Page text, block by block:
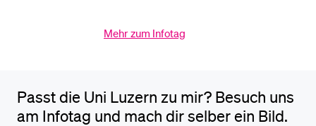
Mehr zum Infotag
Passt die Uni Luzern zu mir? Besuch uns
am Infotag und mach dir selber ein Bild.